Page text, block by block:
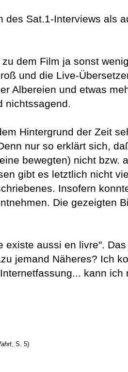
Sat.1-Interviews als
dem Film ja sonst
und die Live-
Albereien und etwas
nichtssagend.
Hintergrund der Zeit
nur so erklärt sich,
bewegten) nicht bzw.
gibt es letztlich nicht
Insofern
Die gezeigten
existe aussi en livre".
jemand Näheres? Ich
kann ich
, S. 5)